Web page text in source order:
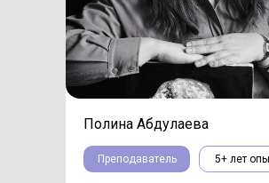
Полина Абдулаева
5+ лет
Преподаватель